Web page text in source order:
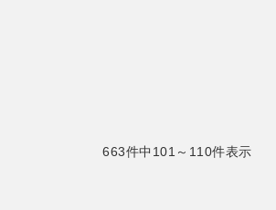
663件中101～110件表示